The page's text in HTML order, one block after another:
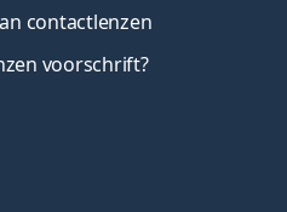
contactlenzen
voorschrift?